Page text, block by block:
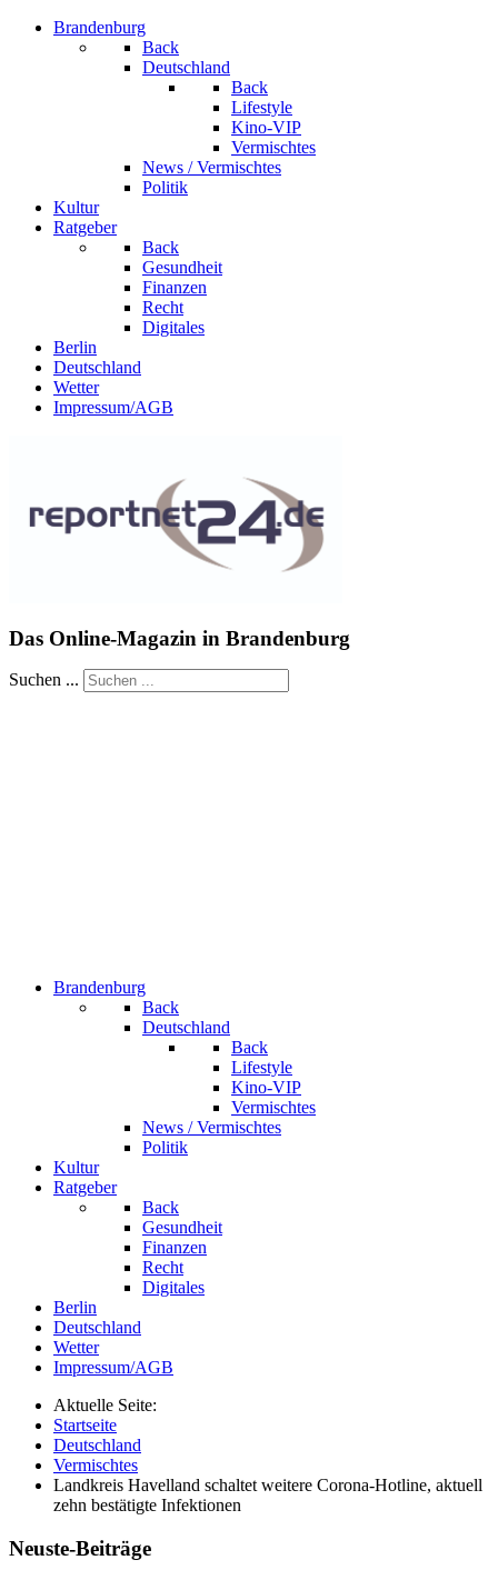
Brandenburg
Back
Deutschland
Back
Lifestyle
Kino-VIP
Vermischtes
News / Vermischtes
Politik
Kultur
Ratgeber
Back
Gesundheit
Finanzen
Recht
Digitales
Berlin
Deutschland
Wetter
Impressum/AGB
Das Online-Magazin in Brandenburg
Suchen ...
Brandenburg
Back
Deutschland
Back
Lifestyle
Kino-VIP
Vermischtes
News / Vermischtes
Politik
Kultur
Ratgeber
Back
Gesundheit
Finanzen
Recht
Digitales
Berlin
Deutschland
Wetter
Impressum/AGB
Aktuelle Seite:
Startseite
Deutschland
Vermischtes
Landkreis Havelland schaltet weitere Corona-Hotline, aktuell
zehn bestätigte Infektionen
Neuste-Beiträge